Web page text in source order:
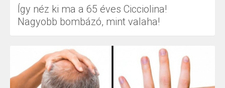
Így néz ki ma a 65 éves Cicciolina!
Nagyobb bombázó, mint valaha!